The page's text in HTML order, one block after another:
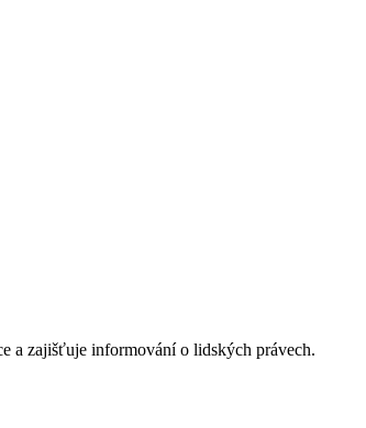
a zajišťuje informování o lidských právech.